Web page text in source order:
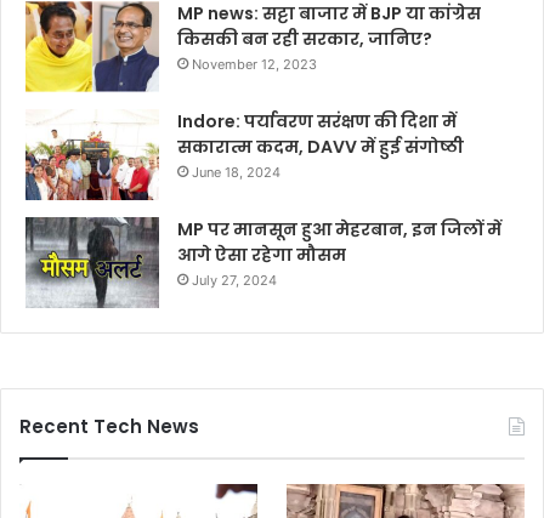
MP news: सट्टा बाजार में BJP या कांग्रेस
किसकी बन रही सरकार, जानिए?
November 12, 2023
Indore: पर्यावरण सरंक्षण की दिशा में
सकारात्म कदम, DAVV में हुई संगोष्ठी
June 18, 2024
MP पर मानसून हुआ मेहरबान, इन जिलों में
आगे ऐसा रहेगा मौसम
July 27, 2024
Recent Tech News